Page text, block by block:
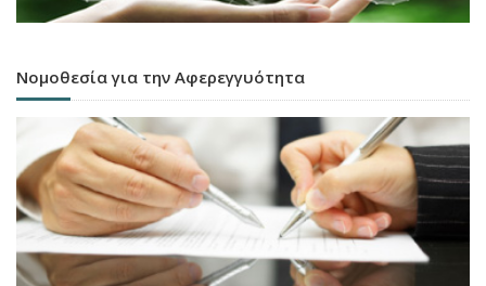
Νομοθεσία για την Αφερεγγυότητα